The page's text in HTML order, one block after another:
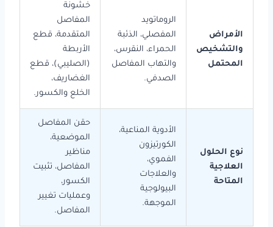
الأمراض
والتشخيص
المحتمل
الروماتويد
المفصلي، الذئبة
الحمراء، النقرس،
والتهاب المفاصل
الصدفي.
خشونة
المفاصل
المتقدمة، قطع
الأربطة
(الصليبي)، قطع
الغضاريف،
الخلع والكسور.
نوع الحلول
العلاجية
المتاحة
الأدوية المناعية،
الكورتيزون
الفموي،
والعلاجات
البيولوجية
الموجهة.
حقن المفاصل
الموضعية،
مناظير
المفاصل، تثبيت
الكسور،
وعمليات تغيير
المفاصل.